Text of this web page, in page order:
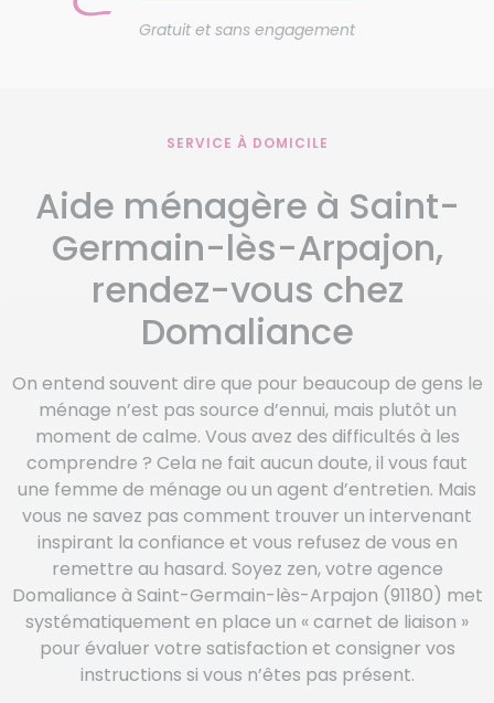
Gratuit et sans engagement
SERVICE À DOMICILE
Aide ménagère à Saint-
Germain-lès-Arpajon,
rendez-vous chez
Domaliance
On entend souvent dire que pour beaucoup de gens le
ménage n’est pas source d’ennui, mais plutôt un
moment de calme. Vous avez des difficultés à les
comprendre ? Cela ne fait aucun doute, il vous faut
une femme de ménage ou un agent d’entretien. Mais
vous ne savez pas comment trouver un intervenant
inspirant la confiance et vous refusez de vous en
remettre au hasard. Soyez zen, votre agence
Domaliance à Saint-Germain-lès-Arpajon (91180) met
systématiquement en place un « carnet de liaison »
pour évaluer votre satisfaction et consigner vos
instructions si vous n’êtes pas présent.